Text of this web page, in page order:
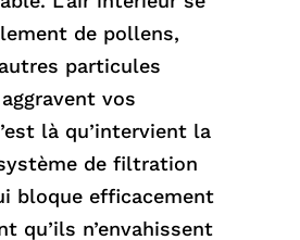
de pollens,
particules
vos
là qu’intervient la
de filtration
bloque efficacement
qu’ils n’envahissent